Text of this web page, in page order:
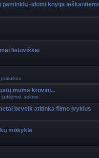
paminklų -įdomi knyga
lietuviškai
mums krovinį...
judėjimai, sektos
beveik atitinka filmo įvykius
mokykla